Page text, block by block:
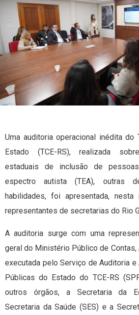
Uma auditoria operacional inédita do
Estado (TCE-RS), realizada
estaduais de inclusão de
espectro autista (TEA), outras
habilidades, foi apresentada, nesta
representantes de secretarias do Rio
A auditoria surge com uma
geral do Ministério Público de
executada pelo Serviço de Auditoria
Públicas do Estado do TCE-RS
outros órgãos, a Secretaria da
Secretaria da Saúde (SES) e a